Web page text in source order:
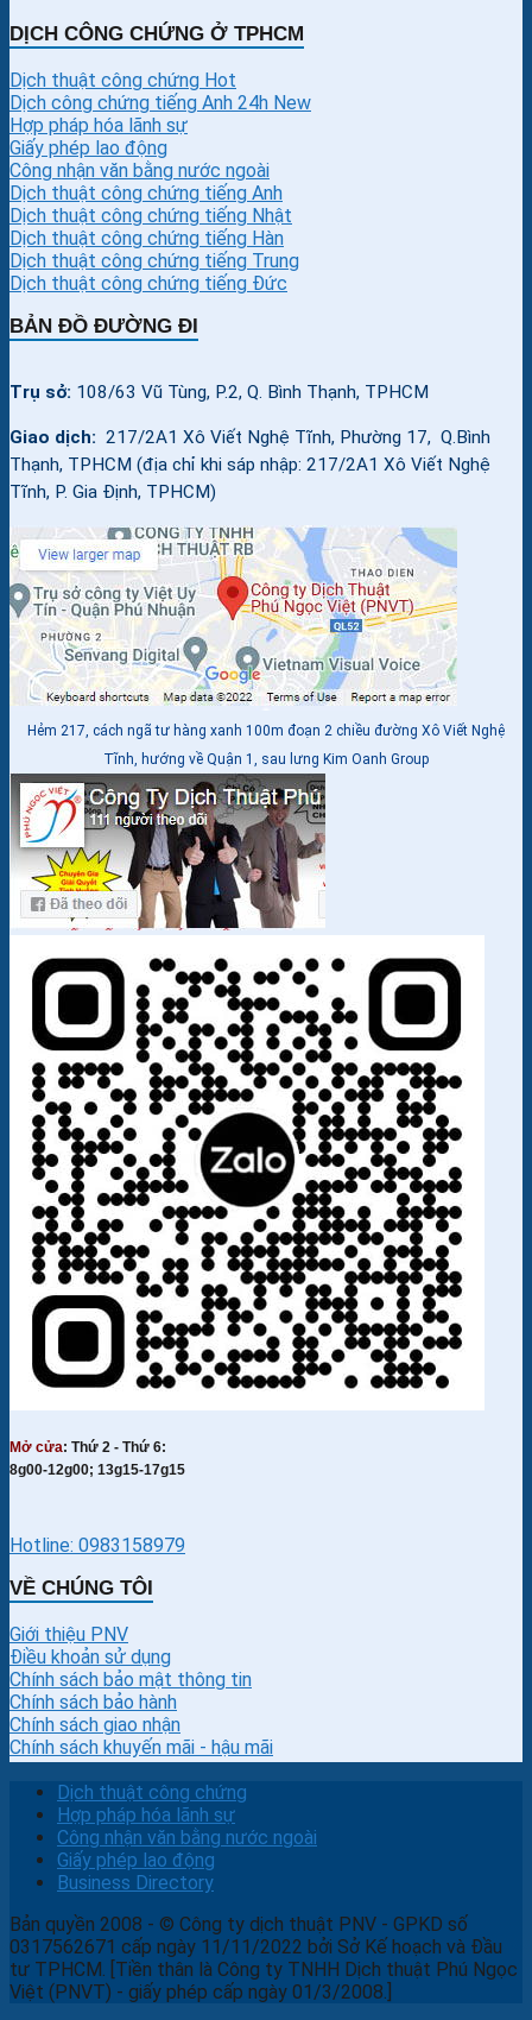
DỊCH CÔNG CHỨNG Ở TPHCM
Dịch thuật công chứng
Dịch công chứng tiếng Anh 24h
Hợp pháp hóa lãnh sự
Giấy phép lao động
Công nhận văn bằng nước ngoài
Dịch thuật công chứng tiếng Anh
Dịch thuật công chứng tiếng Nhật
Dịch thuật công chứng tiếng Hàn
Dịch thuật công chứng tiếng Trung
Dịch thuật công chứng tiếng Đức
BẢN ĐỒ ĐƯỜNG ĐI
Trụ sở: 108/63 Vũ Tùng, P.2, Q. Bình Thạnh, TPHCM
Giao dịch: 217/2A1 Xô Viết Nghệ Tĩnh, Phường 17, Q.Bình
Thạnh, TPHCM (địa chỉ khi sáp nhập: 217/2A1 Xô Viết Nghệ
Tĩnh, P. Gia Định, TPHCM)
Hẻm 217, cách ngã tư hàng xanh 100m đoạn 2 chiều đường Xô Viết Nghệ
Tĩnh, hướng về Quận 1, sau lưng Kim Oanh Group
Mở cửa: Thứ 2 - Thứ 6:
8g00-12g00; 13g15-17g15
Hotline: 0983158979
VỀ CHÚNG TÔI
Giới thiệu PNV
Điều khoản sử dụng
Chính sách bảo mật thông tin
Chính sách bảo hành
Chính sách giao nhận
Chính sách khuyến mãi - hậu mãi
Dịch thuật công chứng
Hợp pháp hóa lãnh sự
Công nhận văn bằng nước ngoài
Giấy phép lao động
Business Directory
Bản quyền 2008 - © Công ty dịch thuật PNV - GPKD số
0317562671 cấp ngày 11/11/2022 bởi Sở Kế hoạch và Đầu
tư TPHCM. [Tiền thân là Công ty TNHH Dịch thuật Phú Ngọc
Việt (PNVT) - giấy phép cấp ngày 01/3/2008.]